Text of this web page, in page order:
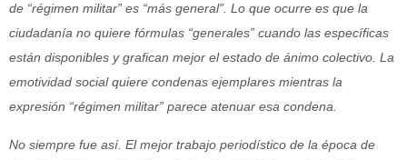
de “régimen militar” es “más general”. Lo que ocurre es que la
ciudadanía no quiere fórmulas “generales” cuando las específicas
están disponibles y grafican mejor el estado de ánimo colectivo. La
emotividad social quiere condenas ejemplares mientras la
expresión “régimen militar” parece atenuar esa condena.
No siempre fue así. El mejor trabajo periodístico de la época de